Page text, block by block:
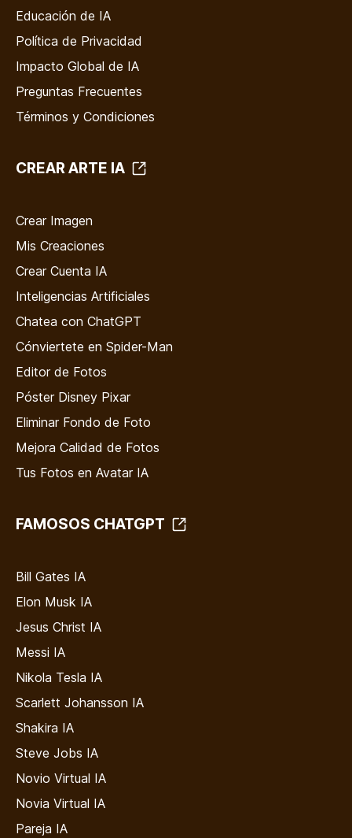
Educación de IA
Política de Privacidad
Impacto Global de IA
Preguntas Frecuentes
Términos y Condiciones
CREAR ARTE IA
Crear Imagen
Mis Creaciones
Crear Cuenta IA
Inteligencias Artificiales
Chatea con ChatGPT
Cónviertete en Spider-Man
Editor de Fotos
Póster Disney Pixar
Eliminar Fondo de Foto
Mejora Calidad de Fotos
Tus Fotos en Avatar IA
FAMOSOS CHATGPT
Bill Gates IA
Elon Musk IA
Jesus Christ IA
Messi IA
Nikola Tesla IA
Scarlett Johansson IA
Shakira IA
Steve Jobs IA
Novio Virtual IA
Novia Virtual IA
Pareja IA